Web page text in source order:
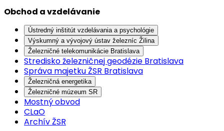
Obchod a vzdelávanie
Ústredný inštitút vzdelávania a psychológie
Výskumný a vývojový ústav železníc Žilina
Železničné telekomunikácie Bratislava
Stredisko železničnej geodézie Bratislava
Správa majetku ŽSR Bratislava
Železničná energetika
Železničné múzeum SR
Mostný obvod
CLaO
Archív ŽSR